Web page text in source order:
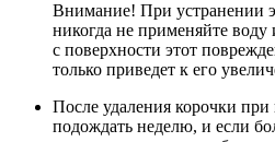
Внимание! При устранении
никогда не применяйте
с поверхности этот
только приведет к его
После удаления корочки
подождать неделю, и если